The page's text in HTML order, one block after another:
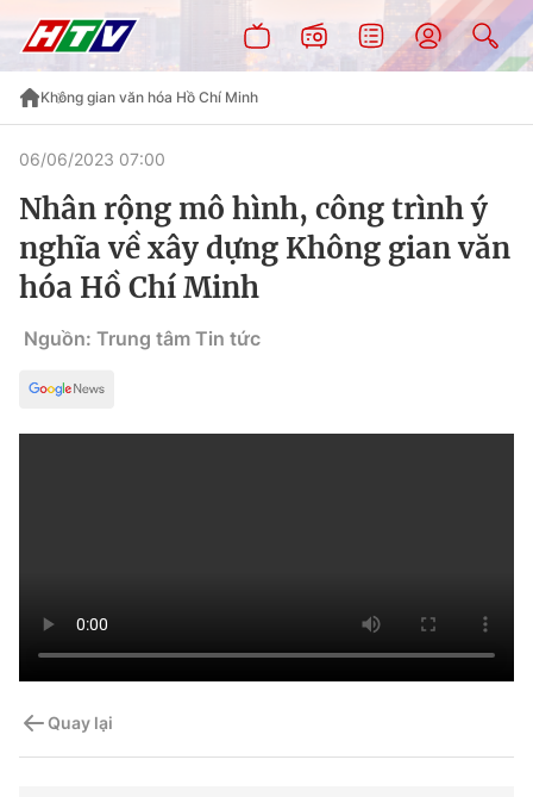
Không gian văn hóa Hồ Chí Minh
06/06/2023 07:00
Nhân rộng mô hình, công trình ý
nghĩa về xây dựng Không gian văn
hóa Hồ Chí Minh
Nguồn: Trung tâm Tin tức
Quay lại